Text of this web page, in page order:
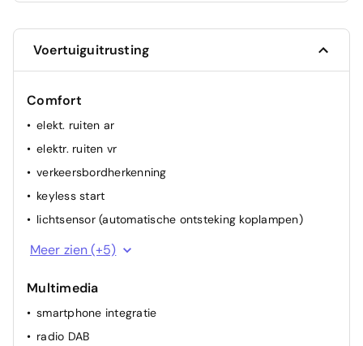
Voertuiguitrusting
Comfort
elekt. ruiten ar
elektr. ruiten vr
verkeersbordherkenning
keyless start
lichtsensor (automatische ontsteking koplampen)
multifunctioneel stuur
spiegel(s) elektr.
cruise control
airconditioning (vol autom.)
Meer zien (+5)
Multimedia
smartphone integratie
radio DAB